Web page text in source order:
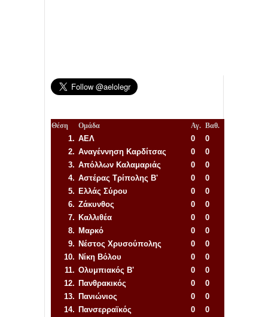
Θέση Ομάδα Αγ. Βαθ.
1. ΑΕΛ 0
0
2. Αναγέννηση Καρδίτσας 0
0
3. Απόλλων Καλαμαριάς 0
0
4. Αστέρας Τρίπολης Β' 0
0
5. Ελλάς Σύρου 0
0
6. Ζάκυνθος 0
0
7. Καλλιθέα 0
0
8. Μαρκό 0
0
9. Νέστος Χρυσούπολης 0
0
10. Νίκη Βόλου 0
0
11. Ολυμπιακός Β' 0
0
12. Πανθρακικός 0
0
13. Πανιώνιος 0
0
14. Πανσερραϊκός 0
0